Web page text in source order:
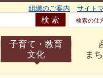
組織のご案内 サイト
検索の仕
子育て・教育
文化
ま